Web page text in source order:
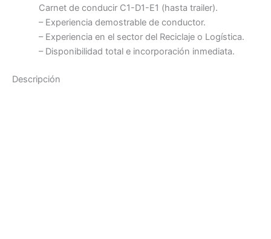
Carnet de conducir C1-D1-E1 (hasta trailer).
– Experiencia demostrable de conductor.
– Experiencia en el sector del Reciclaje o Logística.
– Disponibilidad total e incorporación inmediata.
Descripción